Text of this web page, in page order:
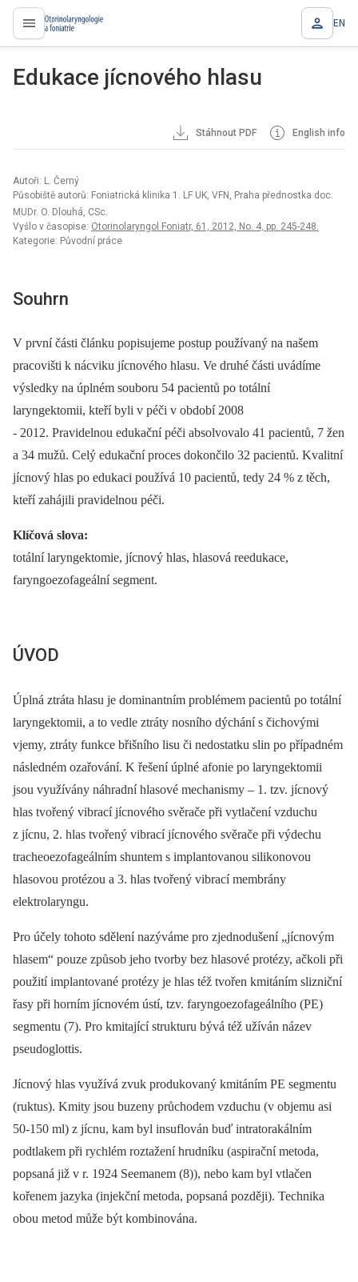
proLékaře.cz EN
Edukace jícnového hlasu
Stáhnout PDF English info
Autoři: L. Černý
Působiště autorů: Foniatrická klinika 1. LF UK, VFN, Praha přednostka doc.
MUDr. O. Dlouhá, CSc.
Vyšlo v časopise: Otorinolaryngol Foniatr, 61, 2012, No. 4, pp. 245-248.
Kategorie: Původní práce
Souhrn
V první části článku popisujeme postup používaný na našem
pracovišti k nácviku jícnového hlasu. Ve druhé části uvádíme
výsledky na úplném souboru 54 pacientů po totální
laryngektomii, kteří byli v péči v období 2008
-⁠ 2012. Pravidelnou edukační péči absolvovalo 41 pacientů, 7 žen
a 34 mužů. Celý edukační proces dokončilo 32 pacientů. Kvalitní
jícnový hlas po edukaci používá 10 pacientů, tedy 24 % z těch,
kteří zahájili pravidelnou péči.
Klíčová slova:
totální laryngektomie, jícnový hlas, hlasová reedukace,
faryngoezofageální segment.
ÚVOD
Úplná ztráta hlasu je dominantním problémem pacientů po totální
laryngektomii, a to vedle ztráty nosního dýchání s čichovými
vjemy, ztráty funkce břišního lisu či nedostatku slin po případném
následném ozařování. K řešení úplné afonie po laryngektomii
jsou využívány náhradní hlasové mechanismy –⁠ 1. tzv. jícnový
hlas tvořený vibrací jícnového svěrače při vytlačení vzduchu
z jícnu, 2. hlas tvořený vibrací jícnového svěrače při výdechu
tracheoezofageálním shuntem s implantovanou silikonovou
hlasovou protézou a 3. hlas tvořený vibrací membrány
elektrolaryngu.
Pro účely tohoto sdělení nazýváme pro zjednodušení „jícnovým
hlasem“ pouze způsob jeho tvorby bez hlasové protézy, ačkoli při
použití implantované protézy je hlas též tvořen kmitáním slizniční
řasy při horním jícnovém ústí, tzv. faryngoezofageálního (PE)
segmentu (7). Pro kmitající strukturu bývá též užíván název
pseudoglottis.
Jícnový hlas využívá zvuk produkovaný kmitáním PE segmentu
(ruktus). Kmity jsou buzeny průchodem vzduchu (v objemu asi
50-150 ml) z jícnu, kam byl insuflován buď intratorakálním
podtlakem při rychlém roztažení hrudníku (aspirační metoda,
popsaná již v r. 1924 Seemanem (8)), nebo kam byl vtlačen
kořenem jazyka (injekční metoda, popsaná později). Technika
obou metod může být kombinována.